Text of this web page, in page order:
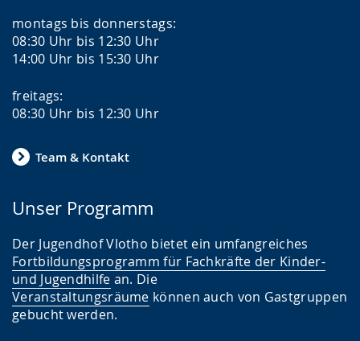
montags bis donnerstags:
08:30 Uhr bis 12:30 Uhr
14:00 Uhr bis 15:30 Uhr
freitags:
08:30 Uhr bis 12:30 Uhr
Team & Kontakt
Unser Programm
Der Jugendhof Vlotho bietet ein umfangreiches
Fortbildungsprogramm für Fachkräfte der Kinder-
und Jugendhilfe an. Die
Veranstaltungsräume können auch von Gastgruppen
gebucht werden.